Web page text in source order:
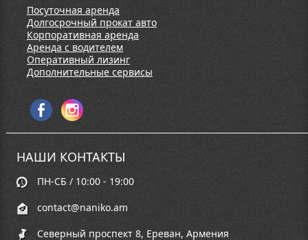
Посуточная аренда
Долгосрочный прокат авто
Корпоративная аренда
Аренда с водителем
Оперативный лизинг
Дополнительные сервисы
НАШИ КОНТАКТЫ
ПН-СБ / 10:00 - 19:00
contact@naniko.am
Северный проспект 8, Ереван, Армения